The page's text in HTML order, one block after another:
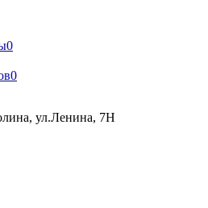
0
0
ул.Ленина, 7Н